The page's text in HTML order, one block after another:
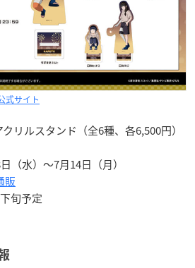
式サイト
リルスタンド（全6種、各6,500円）
（水）～7月14日（月）
販
旬予定